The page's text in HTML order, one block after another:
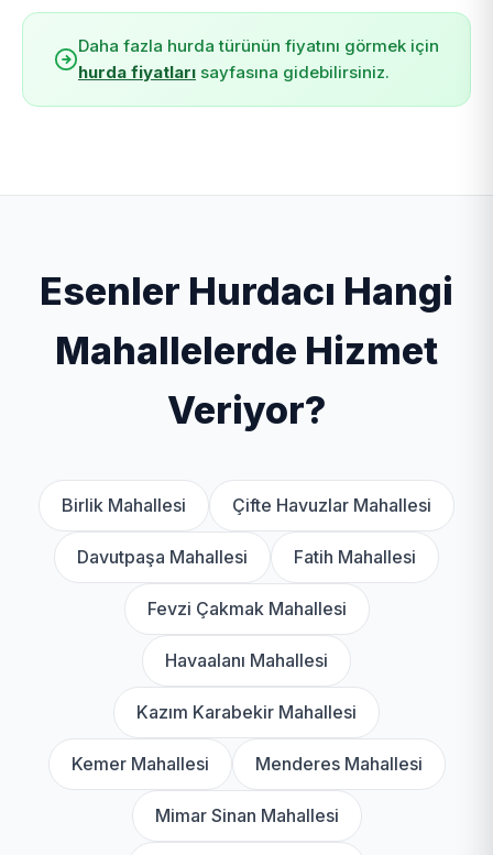
Daha fazla hurda türünün fiyatını görmek için
hurda fiyatları sayfasına gidebilirsiniz.
Esenler Hurdacı Hangi
Mahallelerde Hizmet
Veriyor?
Birlik Mahallesi Çifte Havuzlar Mahallesi
Davutpaşa Mahallesi Fatih Mahallesi
Fevzi Çakmak Mahallesi
Havaalanı Mahallesi
Kazım Karabekir Mahallesi
Kemer Mahallesi Menderes Mahallesi
Mimar Sinan Mahallesi